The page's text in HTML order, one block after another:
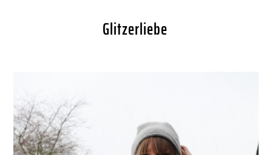
VERÖFFENTLICHT
AM
29. JANUAR 2019
Glitzerliebe